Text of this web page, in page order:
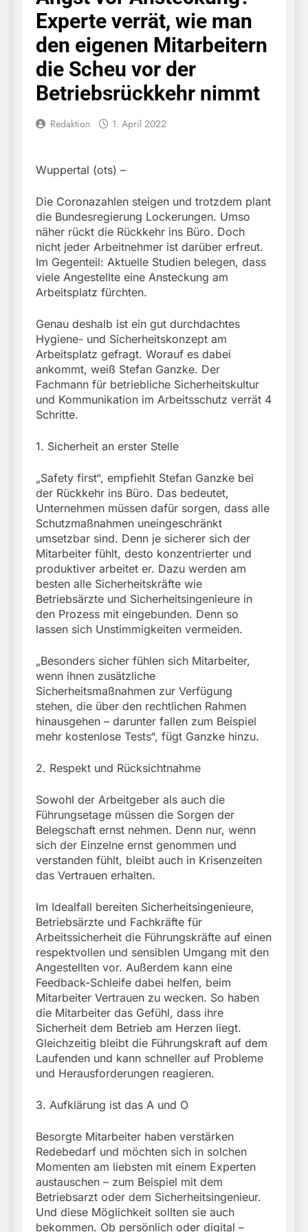
eingeleitet.
nimmt Georgier wegen
Urkundendelikts fest /
Täuschungsversuch ohne
Erfolg
POL-MFR: (727)
Schmuckdiebstahl aus
Versandpaket – Polizei
bittet um Hinweise
7. August 2026
Bundespolizeidirektion
München: Notruf per
Knopfdruck / Schnelle
sexueller Belästigung
7. August 2026
München: Bundespolizei
Reise nach Ungarn
beendet / Bundespolizei
nimmt einen gesuchten
Ungarn mit
Auslieferungshaftbefehl
fest
Bundespolizeidirektion
München: Ausgesetzte
Katze am Bahnhof
Bamberg aufgefunden –
Tierheim übernimmt
Fundtier
6. August 2026
HZA-R: Zoll deckt auf:
Schrotthändler
erschleicht rund 45.000
Euro Sozialleistungen
Schwarzarbeit führen zu
rechtskräftiger
Verurteilung wegen
Betrugs
6. August 2026
Bundespolizeidirektion
gesuchtes Mitglied einer
kriminellen Vereinigung
geht ins Netz –
Bundespolizei vollstreckt
europäischen
Auslieferungshaftbefehl
6. August 2026
Experte verrät, wie man
den eigenen Mitarbeitern
die Scheu vor der
Betriebsrückkehr nimmt
Redaktion 1. April 2022
Wuppertal (ots) –
Die Coronazahlen steigen und trotzdem plant
die Bundesregierung Lockerungen. Umso
näher rückt die Rückkehr ins Büro. Doch
nicht jeder Arbeitnehmer ist darüber erfreut.
Im Gegenteil: Aktuelle Studien belegen, dass
viele Angestellte eine Ansteckung am
Arbeitsplatz fürchten.
Genau deshalb ist ein gut durchdachtes
Hygiene- und Sicherheitskonzept am
Arbeitsplatz gefragt. Worauf es dabei
ankommt, weiß Stefan Ganzke. Der
Fachmann für betriebliche Sicherheitskultur
und Kommunikation im Arbeitsschutz verrät 4
Schritte.
1. Sicherheit an erster Stelle
„Safety first“, empfiehlt Stefan Ganzke bei
der Rückkehr ins Büro. Das bedeutet,
Unternehmen müssen dafür sorgen, dass alle
Schutzmaßnahmen uneingeschränkt
umsetzbar sind. Denn je sicherer sich der
Mitarbeiter fühlt, desto konzentrierter und
produktiver arbeitet er. Dazu werden am
besten alle Sicherheitskräfte wie
Betriebsärzte und Sicherheitsingenieure in
den Prozess mit eingebunden. Denn so
lassen sich Unstimmigkeiten vermeiden.
„Besonders sicher fühlen sich Mitarbeiter,
wenn ihnen zusätzliche
Sicherheitsmaßnahmen zur Verfügung
stehen, die über den rechtlichen Rahmen
hinausgehen – darunter fallen zum Beispiel
mehr kostenlose Tests“, fügt Ganzke hinzu.
2. Respekt und Rücksichtnahme
Sowohl der Arbeitgeber als auch die
Führungsetage müssen die Sorgen der
Belegschaft ernst nehmen. Denn nur, wenn
sich der Einzelne ernst genommen und
verstanden fühlt, bleibt auch in Krisenzeiten
das Vertrauen erhalten.
Im Idealfall bereiten Sicherheitsingenieure,
Betriebsärzte und Fachkräfte für
Arbeitssicherheit die Führungskräfte auf einen
respektvollen und sensiblen Umgang mit den
Angestellten vor. Außerdem kann eine
Feedback-Schleife dabei helfen, beim
Mitarbeiter Vertrauen zu wecken. So haben
die Mitarbeiter das Gefühl, dass ihre
Sicherheit dem Betrieb am Herzen liegt.
Gleichzeitig bleibt die Führungskraft auf dem
Laufenden und kann schneller auf Probleme
und Herausforderungen reagieren.
3. Aufklärung ist das A und O
Besorgte Mitarbeiter haben verstärken
Redebedarf und möchten sich in solchen
Momenten am liebsten mit einem Experten
austauschen – zum Beispiel mit dem
Betriebsarzt oder dem Sicherheitsingenieur.
Und diese Möglichkeit sollten sie auch
bekommen. Ob persönlich oder digital –